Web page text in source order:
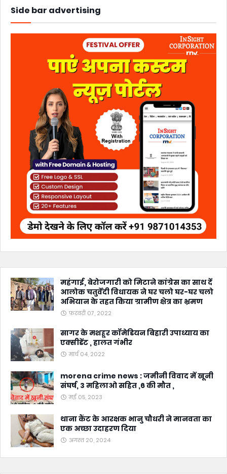
Side bar advertising
महंगाई, बेरोजगारी को मिटाने कांग्रेस का साथ दें
आलोक चतुर्वेदी विधायक ने घर चलो घर-घर चलो
अभियान के तहत किया ग्रामीण क्षेत्र का भ्रमण
फ़रवरी 07, 2022
सागर के मशहूर कॉमेडियन बिहारी उपाध्याय का
एक्सीडेंट , हालत गंभीर
मार्च 04, 2022
morena crime news : जमीनी विवाद में खूनी
संघर्ष, 3 महिलाओ सहित ,6 की मौत ,
मई 05, 2023
थाना कैंट के आरक्षक भानु चौधरी ने मानवता का
एक अच्छा उदाहरण दिया
अगस्त 20, 2024